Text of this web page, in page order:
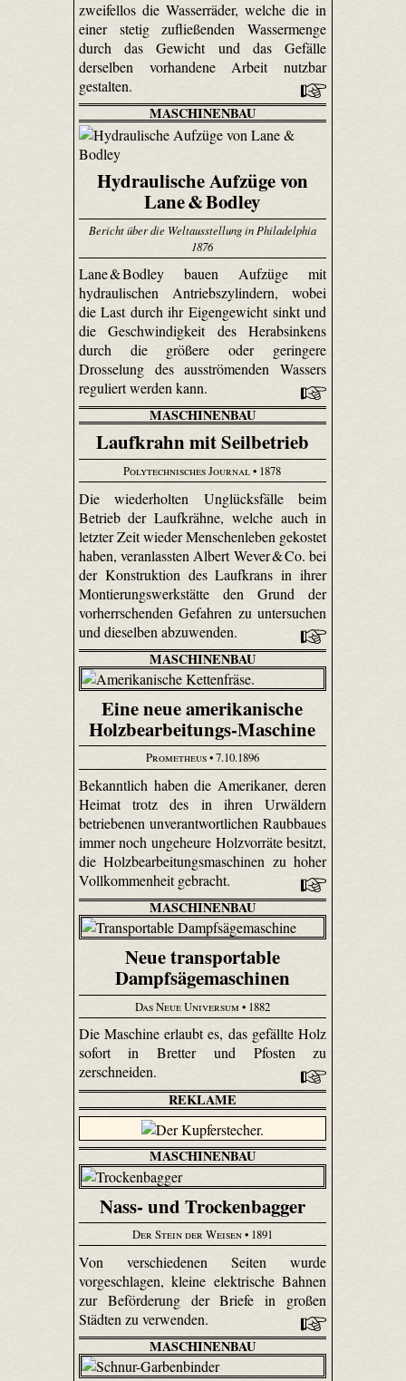
zweifellos die Wasserräder, welche die in
einer stetig zufließenden Wassermenge
durch das Gewicht und das Gefälle
derselben vorhandene Arbeit nutzbar
gestalten.
MASCHINENBAU
Hydraulische Aufzüge von
Lane & Bodley
Bericht über die Weltausstellung in Philadelphia
1876
Lane & Bodley bauen Aufzüge mit
hydraulischen Antriebszylindern, wobei
die Last durch ihr Eigengewicht sinkt und
die Geschwindigkeit des Herabsinkens
durch die größere oder geringere
Drosselung des ausströmenden Wassers
reguliert werden kann.
MASCHINENBAU
Laufkrahn mit Seilbetrieb
Polytechnisches Journal• 1878
Die wiederholten Unglücksfälle beim
Betrieb der Lauf­krähne, welche auch in
letzter Zeit wieder Menschenleben gekostet
haben, veranlassten Albert Wever & Co. bei
der Konstruktion des Laufkrans in ihrer
Montierungs­werk­stätte den Grund der
vorherrschenden Gefahren zu untersuchen
und dieselben abzuwenden.
MASCHINENBAU
Eine neue amerikanische
Holzbearbeitungs-Maschine
Prometheus• 7.10.1896
Bekanntlich haben die Amerikaner, deren
Heimat trotz des in ihren Urwäldern
betriebenen unverantwortlichen Raubbaues
immer noch ungeheure Holzvorräte besitzt,
die Holzbearbeitungsmaschinen zu hoher
Vollkommenheit gebracht.
MASCHINENBAU
Neue transportable
Dampfsägemaschinen
Das Neue Universum • 1882
Die Maschine erlaubt es, das gefällte Holz
sofort in Bretter und Pfosten zu
zerschneiden.
REKLAME
MASCHINENBAU
Nass- und Trockenbagger
Der Stein der Weisen• 1891
Von verschiedenen Seiten wurde
vorgeschlagen, kleine elektrische Bahnen
zur Beförderung der Briefe in großen
Städten zu verwenden.
MASCHINENBAU